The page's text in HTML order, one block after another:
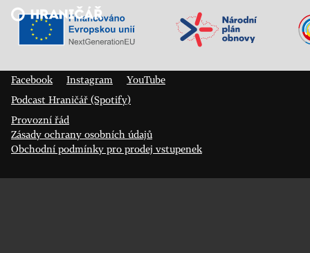
Veřejný sál Hraničář, spolek
Facebook
Instagram
YouTube
Podcast Hraničář (Spotify)
Provozní řád
Zásady ochrany osobních údajů
Obchodní podmínky pro prodej vstupenek